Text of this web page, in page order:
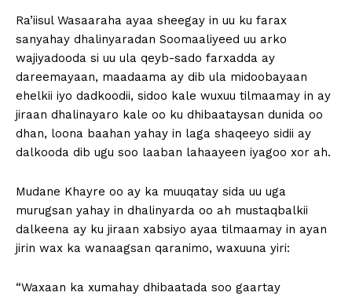
Ra’iisul Wasaaraha ayaa sheegay in uu ku farax
sanyahay dhalinyaradan Soomaaliyeed uu arko
wajiyadooda si uu ula qeyb-sado farxadda ay
dareemayaan, maadaama ay dib ula midoobayaan
ehelkii iyo dadkoodii, sidoo kale wuxuu tilmaamay in ay
jiraan dhalinayaro kale oo ku dhibaataysan dunida oo
dhan, loona baahan yahay in laga shaqeeyo sidii ay
dalkooda dib ugu soo laaban lahaayeen iyagoo xor ah.
Mudane Khayre oo ay ka muuqatay sida uu uga
murugsan yahay in dhalinyarda oo ah mustaqbalkii
dalkeena ay ku jiraan xabsiyo ayaa tilmaamay in ayan
jirin wax ka wanaagsan qaranimo, waxuuna yiri:
“Waxaan ka xumahay dhibaatada soo gaartay